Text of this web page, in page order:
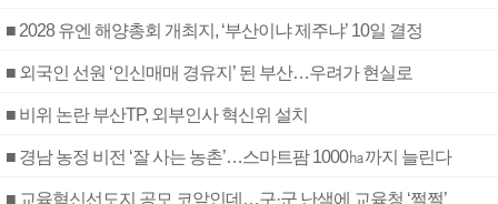
■ 2028 유엔 해양총회 개최지, ‘부산이냐 제주냐’ 10일 결정
■ 외국인 선원 ‘인신매매 경유지’ 된 부산…우려가 현실로
■ 비위 논란 부산TP, 외부인사 혁신위 설치
■ 경남 농정 비전 ‘잘 사는 농촌’…스마트팜 1000㏊까지 늘린다
■ 교육혁신선도지 공모 코앞인데…구·군 난색에 교육청 ‘쩔쩔’